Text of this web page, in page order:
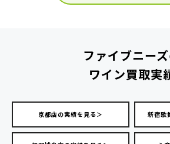
ファイブニー
ワイン買取実
京都店の実績を見る＞ 新宿歌